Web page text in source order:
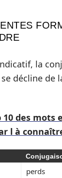
la
décline de
10 des mots
l à
perds